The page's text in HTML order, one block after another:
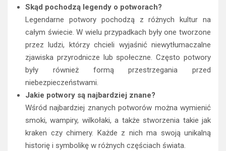
Skąd pochodzą legendy o potworach?
Legendarne potwory pochodzą z różnych kultur na
całym świecie. W wielu przypadkach były one tworzone
przez ludzi, którzy chcieli wyjaśnić niewytłumaczalne
zjawiska przyrodnicze lub społeczne. Często potwory
były również formą przestrzegania przed
niebezpieczeństwami.
Jakie potwory są najbardziej znane?
Wśród najbardziej znanych potworów można wymienić
smoki, wampiry, wilkołaki, a także stworzenia takie jak
kraken czy chimery. Każde z nich ma swoją unikalną
historię i symbolikę w różnych częściach świata.